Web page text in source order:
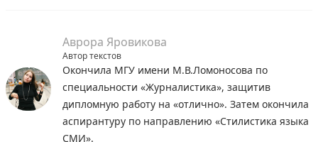
Аврора Яровикова
Автор текстов
Окончила МГУ имени М.В.Ломоносова по
специальности «Журналистика», защитив
дипломную работу на «отлично». Затем окончила
аспирантуру по направлению «Стилистика языка
СМИ».